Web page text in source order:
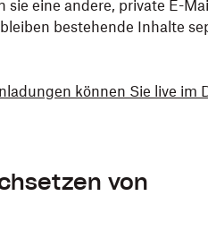
eine andere, private E-
bestehende Inhalte
können Sie live im
von